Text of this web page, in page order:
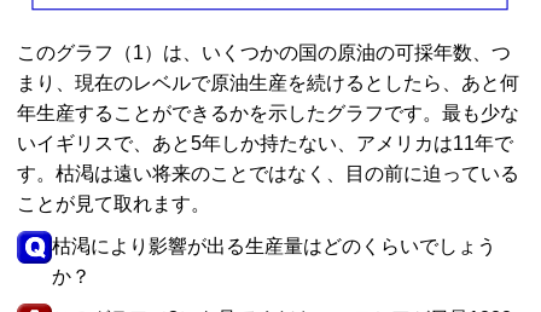
このグラフ（1）は、いくつかの国の原油の可採年数、つ
まり、現在のレベルで原油生産を続けるとしたら、あと何
年生産することができるかを示したグラフです。最も少な
いイギリスで、あと5年しか持たない、アメリカは11年で
す。枯渇は遠い将来のことではなく、目の前に迫っている
ことが見て取れます。
枯渇により影響が出る生産量はどのくらいでしょう
か？